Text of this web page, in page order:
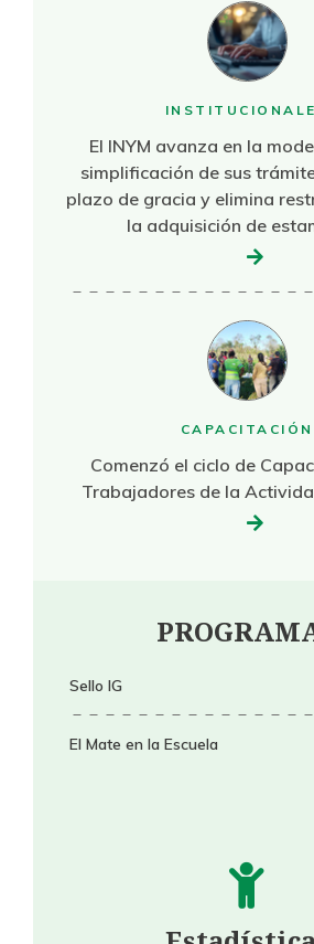
El INYM avanza en la
simplificación de sus
plazo de gracia y elimina
la adquisición de
CAPACITACIÓN
Comenzó el ciclo de
Trabajadores de la
Sello IG
El Mate en la Escuela